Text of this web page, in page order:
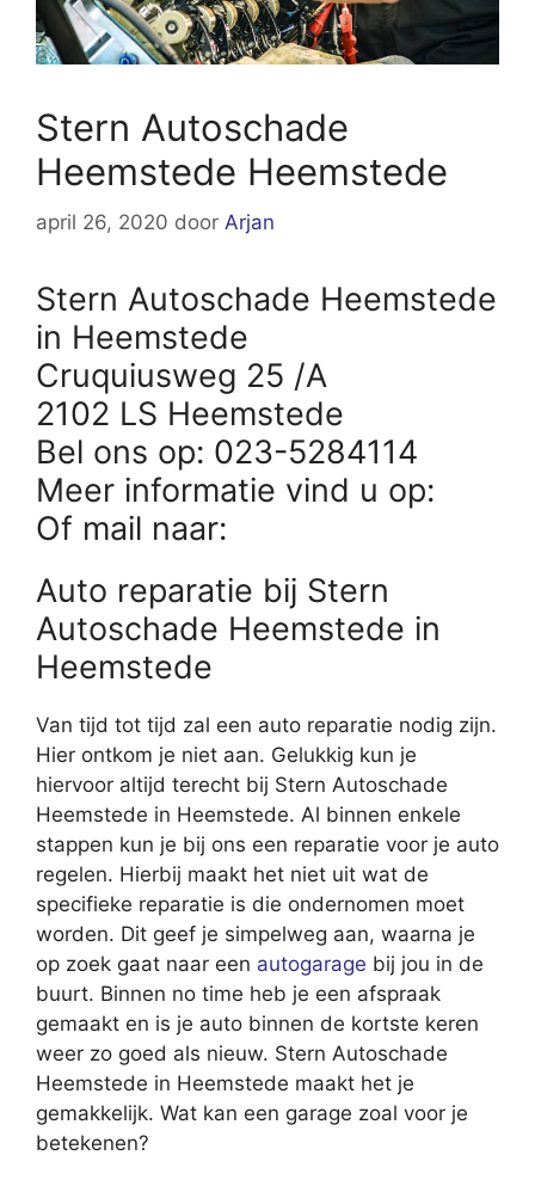
Stern Autoschade
Heemstede Heemstede
april 26, 2020 door Arjan
Stern Autoschade Heemstede
in Heemstede
Cruquiusweg 25 /A
2102 LS Heemstede
Bel ons op: 023-5284114
Meer informatie vind u op:
Of mail naar:
Auto reparatie bij Stern
Autoschade Heemstede in
Heemstede
Van tijd tot tijd zal een auto reparatie nodig zijn.
Hier ontkom je niet aan. Gelukkig kun je
hiervoor altijd terecht bij Stern Autoschade
Heemstede in Heemstede. Al binnen enkele
stappen kun je bij ons een reparatie voor je auto
regelen. Hierbij maakt het niet uit wat de
specifieke reparatie is die ondernomen moet
worden. Dit geef je simpelweg aan, waarna je
op zoek gaat naar een autogarage bij jou in de
buurt. Binnen no time heb je een afspraak
gemaakt en is je auto binnen de kortste keren
weer zo goed als nieuw. Stern Autoschade
Heemstede in Heemstede maakt het je
gemakkelijk. Wat kan een garage zoal voor je
betekenen?